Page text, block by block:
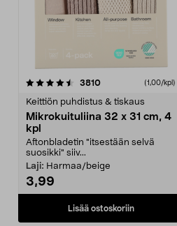
3810arvostelut (1,00/kpl)
Keittiön puhdistus & tiskaus
Mikrokuituliina 32 x 31 cm, 4
kpl
Aftonbladetin "itsestään selvä
suosikki" siiv...
Laji: Harmaa/beige
3,99
Lisää ostoskoriin
4.5viidestä